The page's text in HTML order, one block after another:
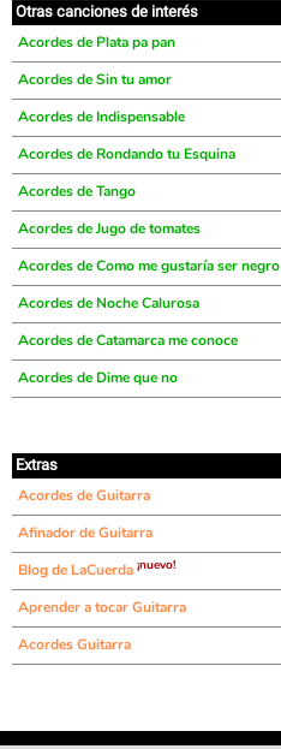
Otras canciones de interés
Acordes de Plata pa pan
Acordes de Sin tu amor
Acordes de Indispensable
Acordes de Rondando tu Esquina
Acordes de Tango
Acordes de Jugo de tomates
Acordes de Como me gustaría ser negro
Acordes de Noche Calurosa
Acordes de Catamarca me conoce
Acordes de Dime que no
Extras
Acordes de Guitarra
Afinador de Guitarra
Blog de LaCuerda ¡nuevo!
Aprender a tocar Guitarra
Acordes Guitarra